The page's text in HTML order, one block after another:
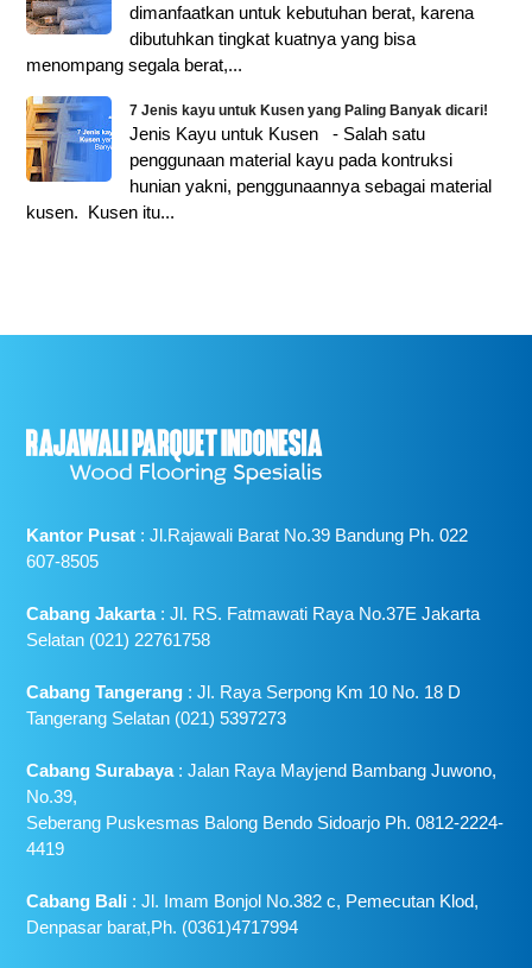
dimanfaatkan untuk kebutuhan berat, karena
dibutuhkan tingkat kuatnya yang bisa
menompang segala berat,...
7 Jenis kayu untuk Kusen yang Paling Banyak dicari!
Jenis Kayu untuk Kusen - Salah satu
penggunaan material kayu pada kontruksi
hunian yakni, penggunaannya sebagai material
kusen. Kusen itu...
Kantor Pusat : Jl.Rajawali Barat No.39 Bandung Ph. 022
607-8505
Cabang Jakarta: Jl. RS. Fatmawati Raya No.37E Jakarta
Selatan (021) 22761758
Cabang Tangerang : Jl. Raya Serpong Km 10 No. 18 D
Tangerang Selatan (021) 5397273
Cabang Surabaya : Jalan Raya Mayjend Bambang Juwono,
No.39,
Seberang Puskesmas Balong Bendo Sidoarjo Ph. 0812-2224-
4419
Cabang Bali : Jl. Imam Bonjol No.382 c, Pemecutan Klod,
Denpasar barat,Ph. (0361)4717994